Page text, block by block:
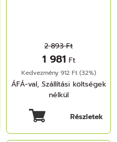
2 893 Ft
1 981 Ft
Kedvezmény 912 Ft (32%)
ÁFÁ-val, Szállítási költségek
nélkül
Részletek